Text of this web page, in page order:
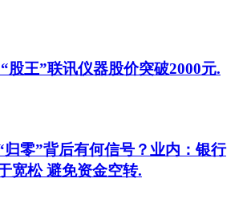
股王”联讯仪器股价突破2000元.
零”背后有何信号？业内：银行
宽松 避免资金空转.